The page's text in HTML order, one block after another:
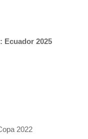
Ecuador 2025
2022